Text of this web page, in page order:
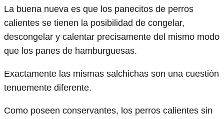
La buena nueva es que los panecitos de perros
calientes se tienen la posibilidad de congelar,
descongelar y calentar precisamente del mismo modo
que los panes de hamburguesas.
Exactamente las mismas salchichas son una cuestión
tenuemente diferente.
Como poseen conservantes, los perros calientes sin